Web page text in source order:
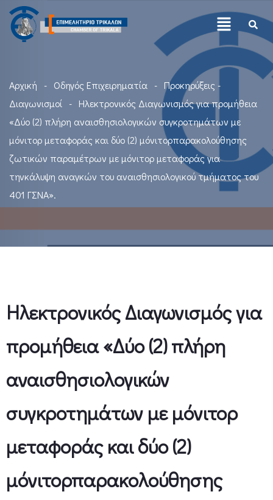
Αρχική Οδηγός Επιχειρηματία
Προκηρύξεις -
Διαγωνισμοί
Ηλεκτρονικός Διαγωνισμός για προμήθεια
«Δύο (2) πλήρη αναισθησιολογικών συγκροτημάτων με
μόνιτορ μεταφοράς και δύο (2) μόνιτορπαρακολούθησης
ζωτικών παραμέτρων με μόνιτορ μεταφοράς για
τηνκάλυψη αναγκών του αναισθησιολογικού τμήματος του
401 ΓΣΝΑ».
Ηλεκτρονικός Διαγωνισμός για
προμήθεια «Δύο (2) πλήρη
αναισθησιολογικών
συγκροτημάτων με μόνιτορ
μεταφοράς και δύο (2)
μόνιτορπαρακολούθησης